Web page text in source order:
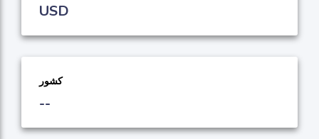
USD
کشور
--